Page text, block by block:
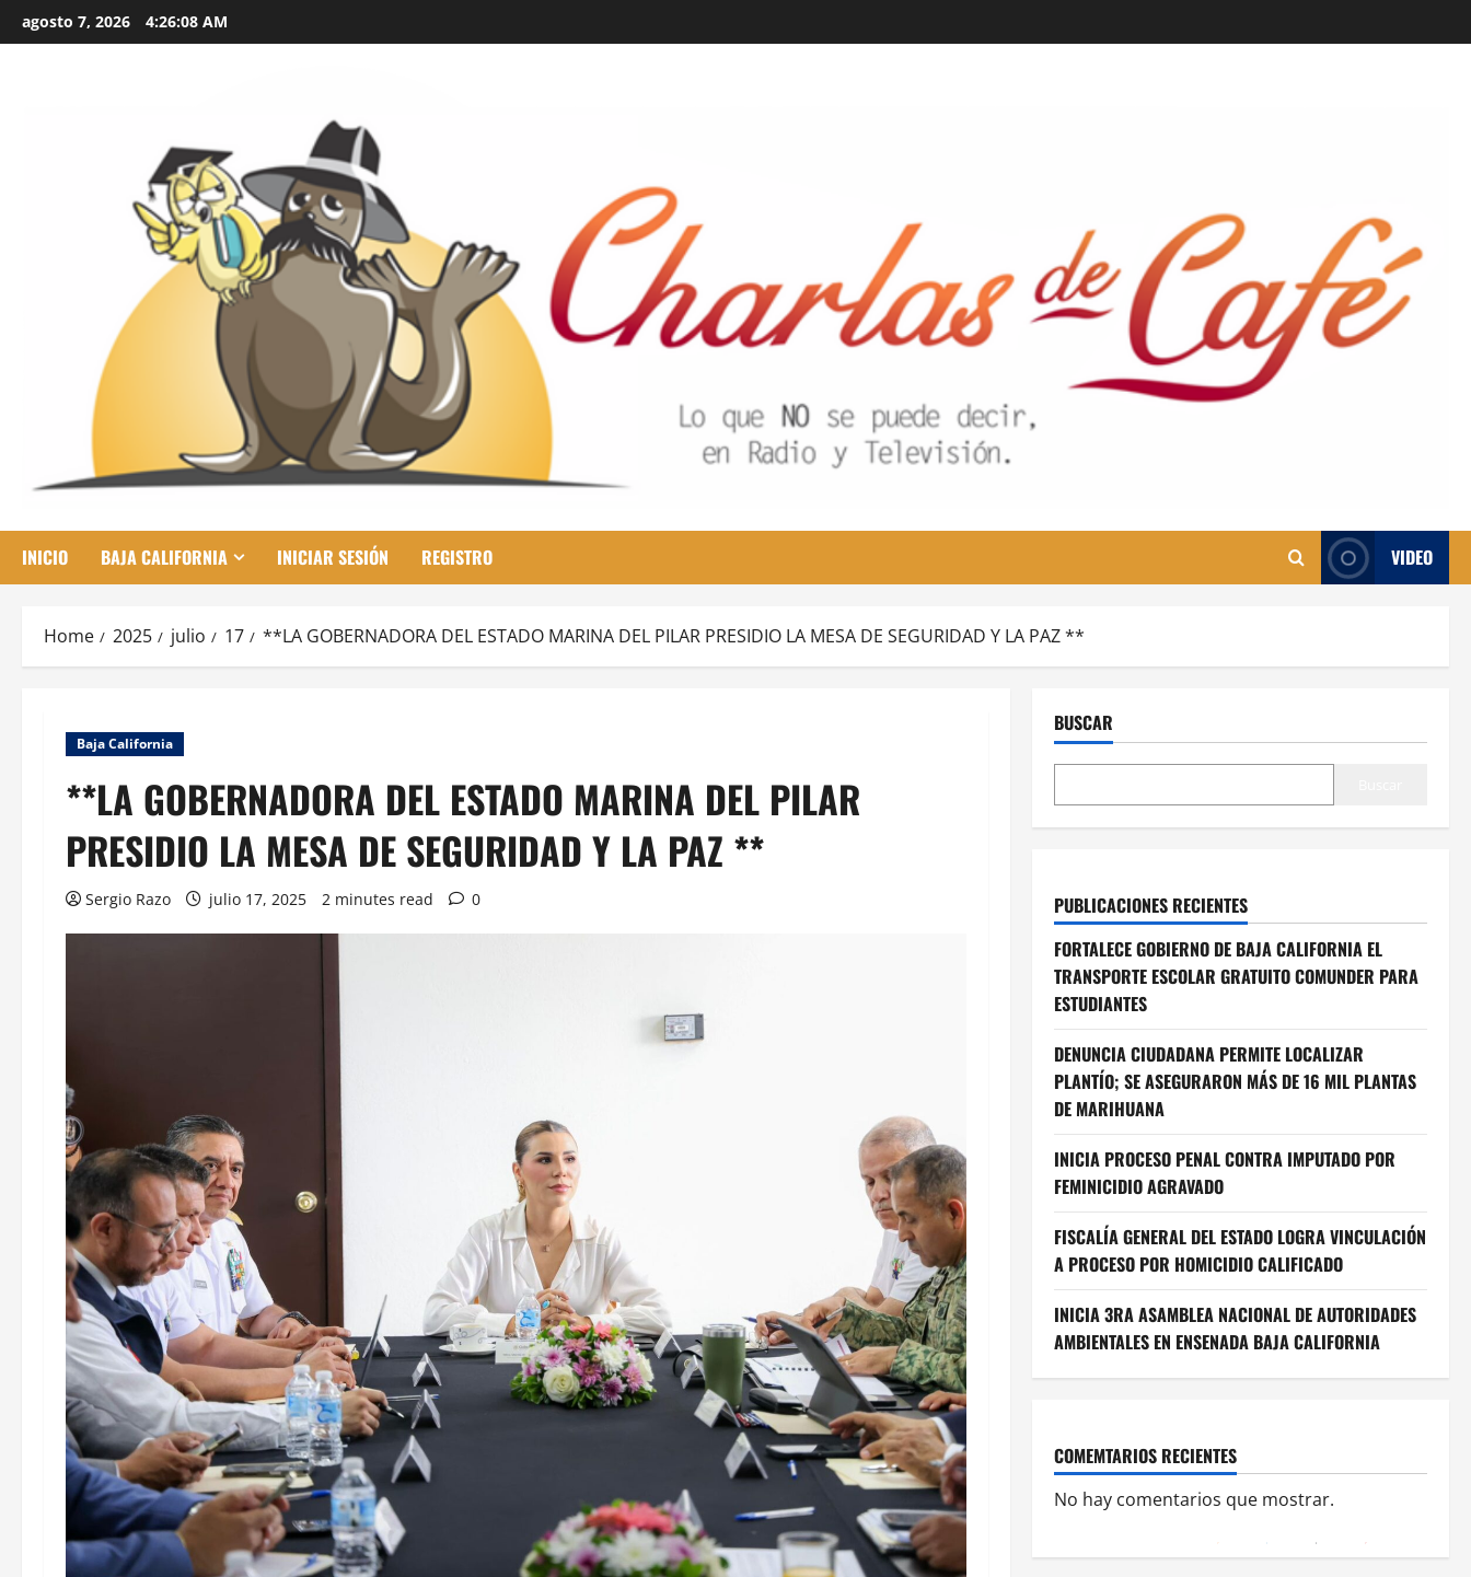
to
agosto 7, 2026 4:26:09 AM
INICIO BAJA CALIFORNIA INICIAR SESIÓN REGISTRO VIDEO
Home 2025 julio 17 **LA GOBERNADORA DEL ESTADO MARINA DEL PILAR PRESIDIO LA MESA DE SEGURIDAD Y LA PAZ **
Baja California
**LA GOBERNADORA DEL ESTADO MARINA DEL PILAR
PRESIDIO LA MESA DE SEGURIDAD Y LA PAZ **
Sergio Razo julio 17, 2025 2 minutes read 0
BUSCAR
PUBLICACIONES RECIENTES
FORTALECE GOBIERNO DE BAJA CALIFORNIA EL
TRANSPORTE ESCOLAR GRATUITO COMUNDER PARA
ESTUDIANTES
DENUNCIA CIUDADANA PERMITE LOCALIZAR
PLANTÍO; SE ASEGURARON MÁS DE 16 MIL PLANTAS
DE MARIHUANA
INICIA PROCESO PENAL CONTRA IMPUTADO POR
FEMINICIDIO AGRAVADO
FISCALÍA GENERAL DEL ESTADO LOGRA VINCULACIÓN
A PROCESO POR HOMICIDIO CALIFICADO
INICIA 3RA ASAMBLEA NACIONAL DE AUTORIDADES
AMBIENTALES EN ENSENADA BAJA CALIFORNIA
COMEMTARIOS RECIENTES
No hay comentarios que mostrar.